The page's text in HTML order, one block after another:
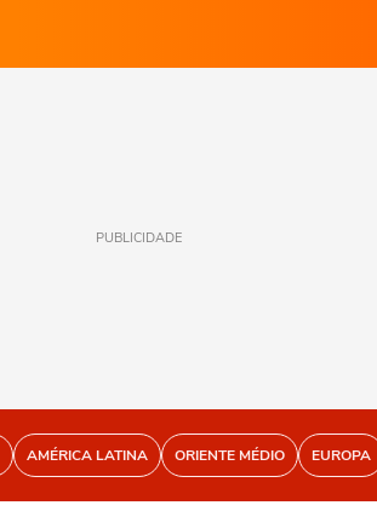
PUBLICIDADE
AMÉRICA LATINA ORIENTE MÉDIO EUROPA